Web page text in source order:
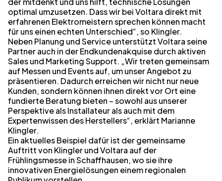
optimal umzusetzen. Dass wir bei Voltara direkt mit
erfahrenen Elektromeistern sprechen können macht
für uns einen echten Unterschied“, so Klingler.
Neben Planung und Service unterstützt Voltara seine
Partner auch in der Endkundenakquise durch aktiven
Sales und Marketing Support. „Wir treten gemeinsam
auf Messen und Events auf, um unser Angebot zu
präsentieren. Dadurch erreichen wir nicht nur neue
Kunden, sondern können ihnen direkt vor Ort eine
fundierte Beratung bieten – sowohl aus unserer
Perspektive als Installateur als auch mit dem
Expertenwissen des Herstellers“, erklärt Marianne
Klingler.
Ein aktuelles Beispiel dafür ist der gemeinsame
Auftritt von Klingler und Voltara auf der
Frühlingsmesse in Schaffhausen, wo sie ihre
innovativen Energielösungen einem regionalen